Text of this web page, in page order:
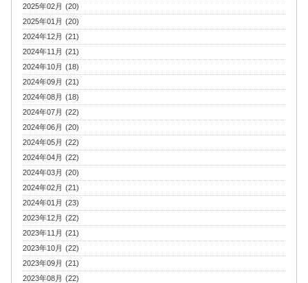
2025年02月 (20)
2025年01月 (20)
2024年12月 (21)
2024年11月 (21)
2024年10月 (18)
2024年09月 (21)
2024年08月 (18)
2024年07月 (22)
2024年06月 (20)
2024年05月 (22)
2024年04月 (22)
2024年03月 (20)
2024年02月 (21)
2024年01月 (23)
2023年12月 (22)
2023年11月 (21)
2023年10月 (22)
2023年09月 (21)
2023年08月 (22)